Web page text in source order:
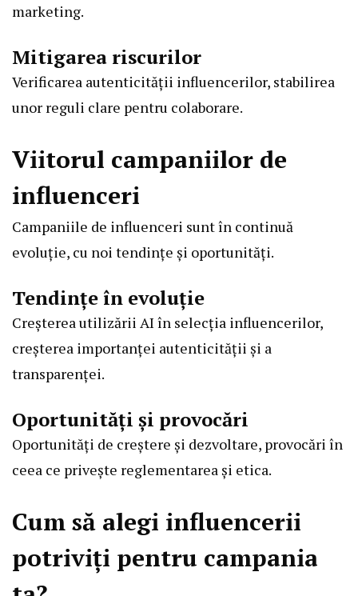
marketing.
Mitigarea riscurilor
Verificarea autenticității influencerilor, stabilirea
unor reguli clare pentru colaborare.
Viitorul campaniilor de
influenceri
Campaniile de influenceri sunt în continuă
evoluție, cu noi tendințe și oportunități.
Tendințe în evoluție
Creșterea utilizării AI în selecția influencerilor,
creșterea importanței autenticității și a
transparenței.
Oportunități și provocări
Oportunități de creștere și dezvoltare, provocări în
ceea ce privește reglementarea și etica.
Cum să alegi influencerii
potriviți pentru campania